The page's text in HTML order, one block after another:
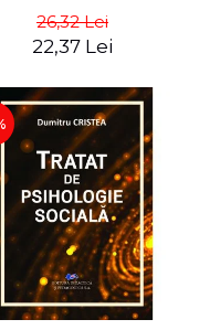
Dumont
26,32 Lei
22,37 Lei